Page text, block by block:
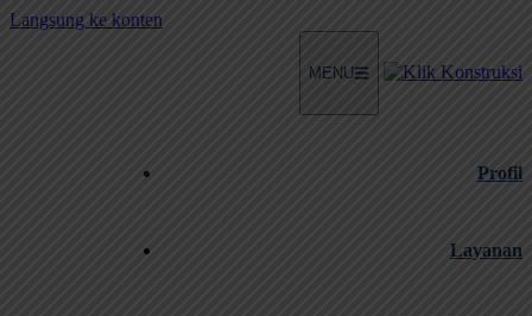
Langsung ke konten
MENU
Profil
Layanan